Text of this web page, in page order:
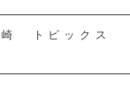
トピックス